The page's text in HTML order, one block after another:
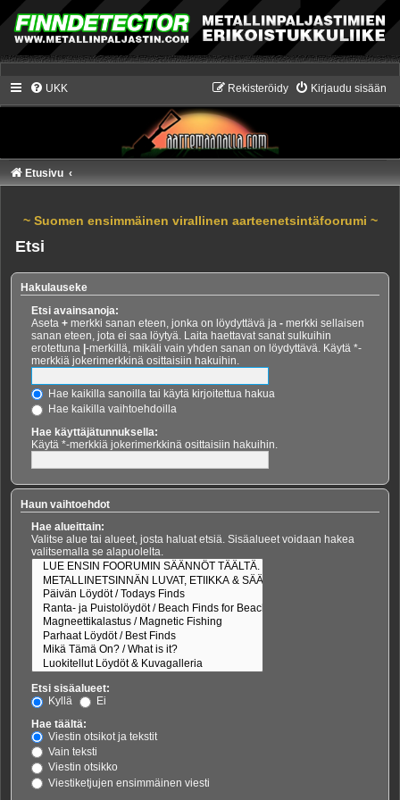
UKK Kirjaudu sisään
Rekisteröidy
Etusivu
~ Suomen ensimmäinen virallinen aarteenetsintäfoorumi ~
Etsi
Hakulauseke
Etsi avainsanoja:
Aseta + merkki sanan eteen, jonka on löydyttävä ja - merkki sellaisen
sanan eteen, jota ei saa löytyä. Laita haettavat sanat sulkuihin
erotettuna -merkillä, mikäli vain yhden sanan on löydyttävä. Käytä *-
merkkiä jokerimerkkinä osittaisiin hakuihin.
Hae kaikilla sanoilla tai käytä kirjoitettua hakua
Hae kaikilla vaihtoehdoilla
Hae käyttäjätunnuksella:
Käytä *-merkkiä jokerimerkkinä osittaisiin hakuihin.
Haun vaihtoehdot
Hae alueittain:
Valitse alue tai alueet, josta haluat etsiä. Sisäalueet voidaan hakea
valitsemalla se alapuolelta.
Etsi sisäalueet:
Kyllä
Ei
Hae täältä:
Viestin otsikot ja tekstit
Vain teksti
Viestin otsikko
Viestiketjujen ensimmäinen viesti